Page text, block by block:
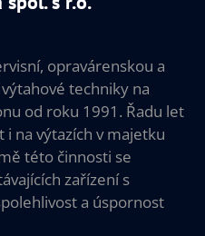
opravárenskou a
techniky na
od roku 1991. Řadu let
na výtazích v majetku
této činnosti se
zařízení s
a úspornost